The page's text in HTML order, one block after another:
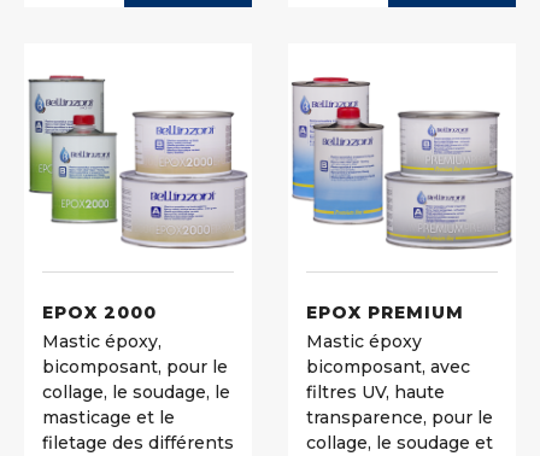
EPOX 2000
Mastic époxy,
bicomposant, pour le
collage, le soudage, le
masticage et le
filetage des différents
EPOX PREMIUM
Mastic époxy
bicomposant, avec
filtres UV, haute
transparence, pour le
collage, le soudage et